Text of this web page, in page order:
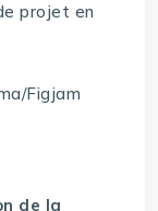
projet en
Figjam
de la